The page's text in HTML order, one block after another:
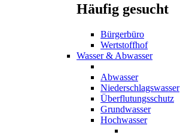
Häufig gesucht
Bürgerbüro
Wertstoffhof
Wasser & Abwasser
Abwasser
Niederschlagswasser
Überflutungsschutz
Grundwasser
Hochwasser